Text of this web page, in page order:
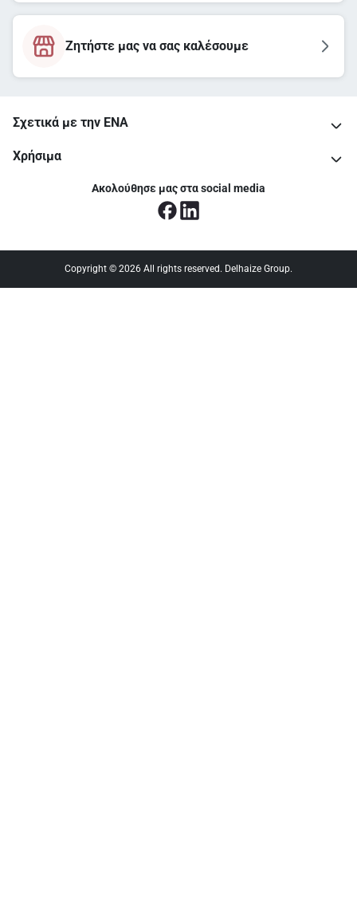
Ζητήστε μας να σας καλέσουμε
Σχετικά με την ΕΝΑ
Χρήσιμα
Ακολούθησε μας στα social media
Copyright © 2026 All rights reserved. Delhaize Group.